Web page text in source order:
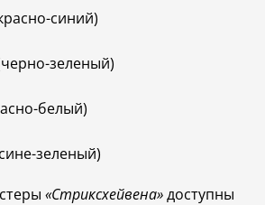
синий)
зеленый)
белый)
зеленый)
«Стриксхейвена»доступны